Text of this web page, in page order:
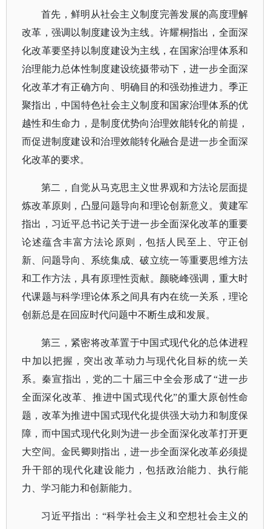
首先，鲜明从社会主义制度完善发展的高度理解
改革，强调以制度建设为主线。许耀桐指出，全面深
化改革要坚持以制度建设为主线，在国家治理体系和
治理能力总体性制度建设统摄带动下，进一步全面深
化改革才有正确方向、明确目的和强劲推进力。季正
聚指出，中国特色社会主义制度和国家治理体系的优
越性和生命力，是制度优势向治理效能转化的前提，
而促进制度建设和治理效能转化融合是进一步全面深
化改革的要求。
第二，自觉从马克思主义世界观和方法论层面提
炼改革原则，凸显问题导向和理论创新意义。黄建军
指出，习近平总书记关于进一步全面深化改革的重要
论述蕴含丰富方法论原则，包括人民至上、守正创
新、问题导向、系统集成、破立统一等重要思维方法
和工作方法，具有原理性贡献。颜晓峰强调，重大时
代课题与科学理论体系之间具有内在统一关系，理论
创新总是在回应时代问题中不断生成和发展。
第三，紧密将改革置于中国式现代化的总体进程
中加以把握，突出改革动力与现代化目标的统一关
系。秦宣指出，党的二十届三中全会形成了“进一步
全面深化改革、推进中国式现代化”的重大原创性命
题，改革为推进中国式现代化提供强大动力和制度保
障，而中国式现代化则为进一步全面深化改革打开更
大空间。金民卿则指出，进一步全面深化改革必须提
升干部的现代化建设能力，包括政治能力、执行能
力、学习能力和创新能力。
习近平指出： “科学社会主义和空想社会主义的